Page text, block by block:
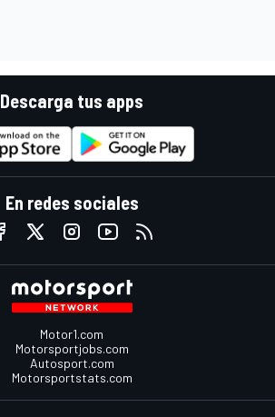
Descarga tus apps
En redes sociales
Motor1.com
Motorsportjobs.com
Autosport.com
Motorsportstats.com